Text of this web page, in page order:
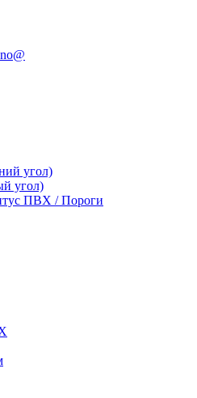
угол)
угол)
ПВХ / Пороги